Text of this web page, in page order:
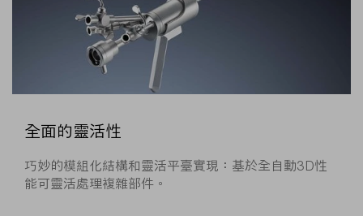
全面的靈活性
巧妙的模組化結構和靈活平臺實現：基於全自動3D性
能可靈活處理複雜部件。